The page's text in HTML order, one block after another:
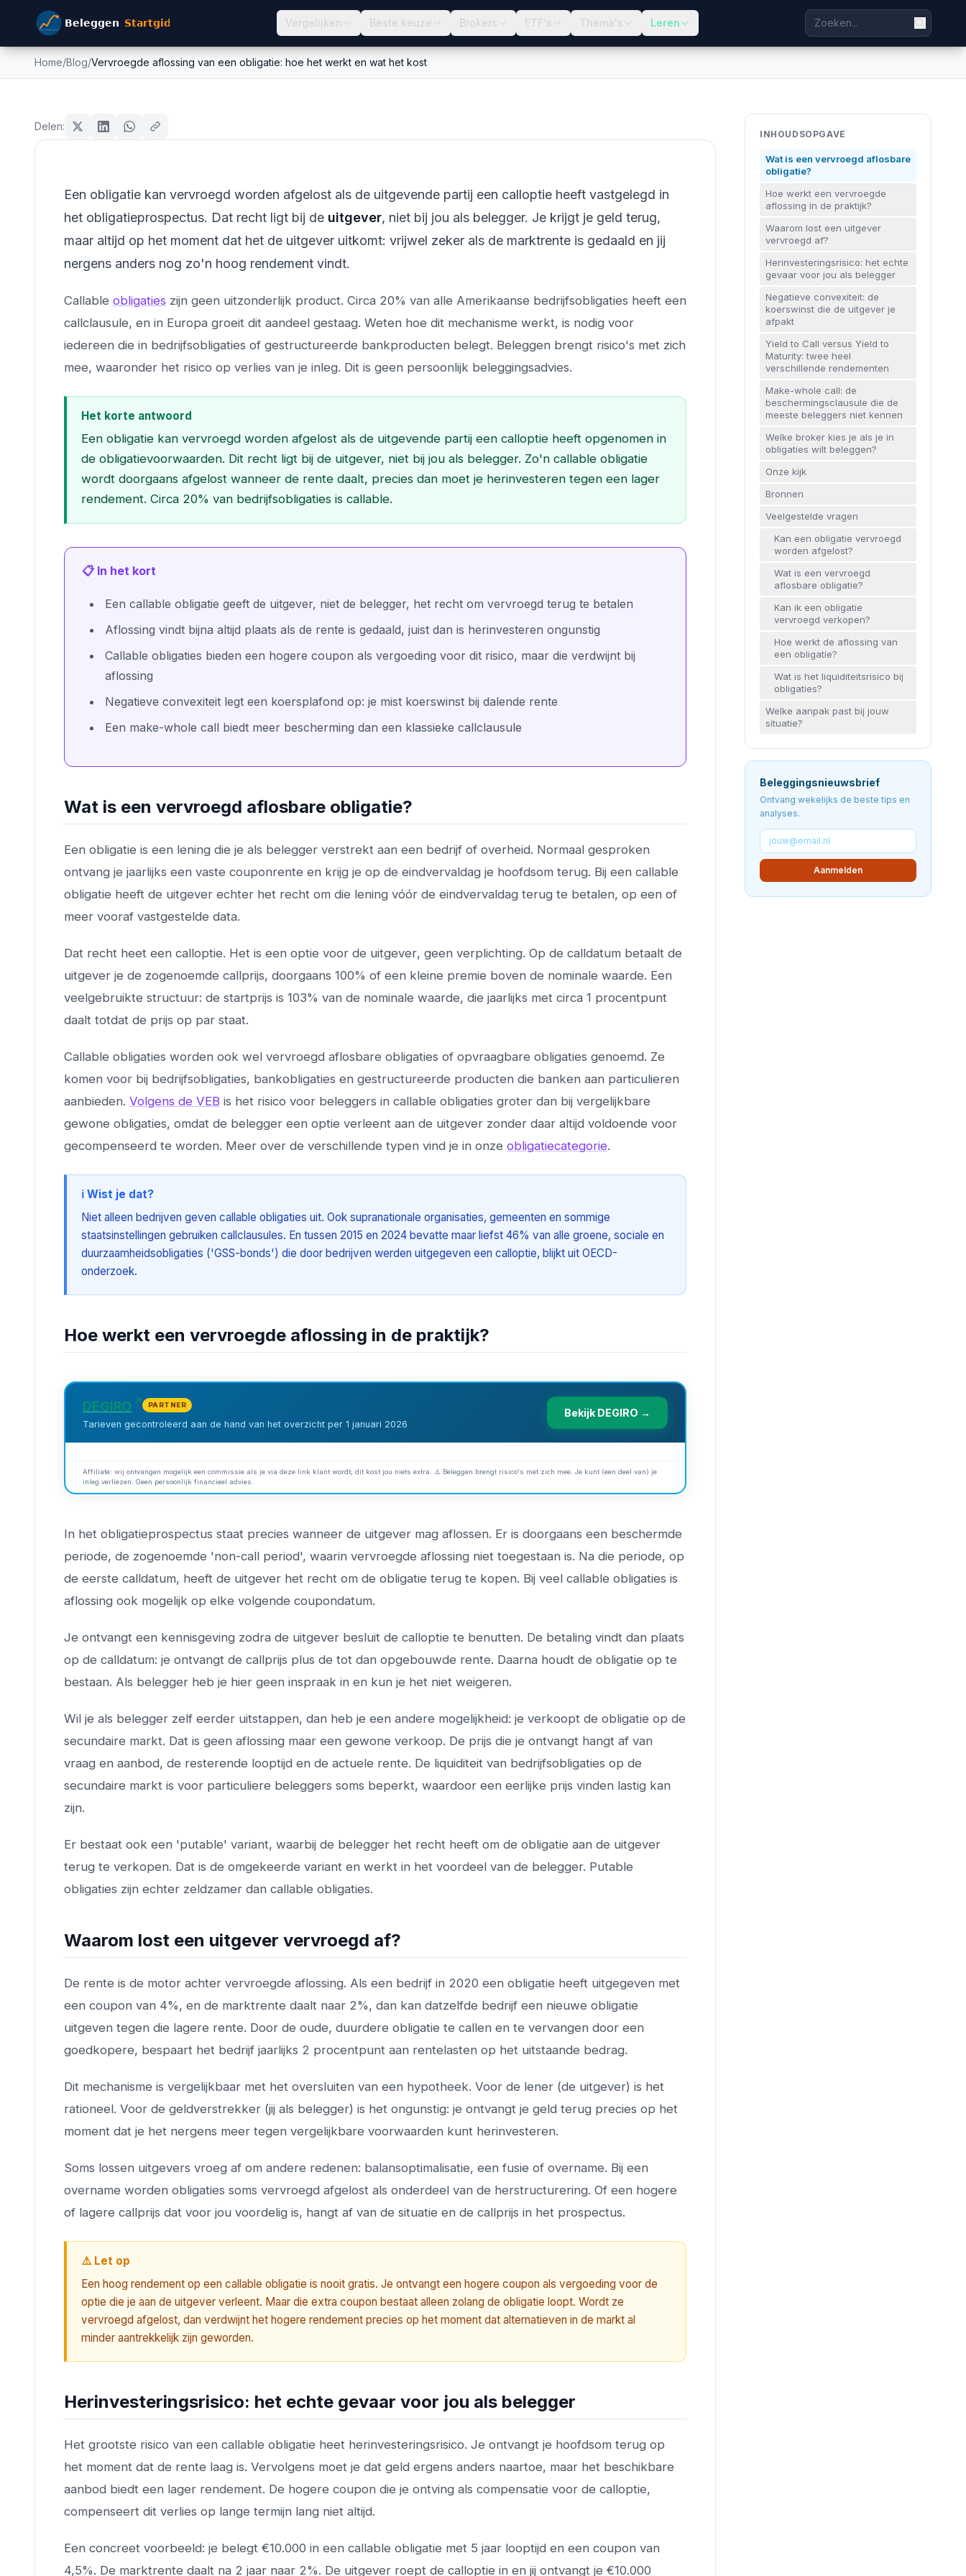
Vergelijken Beste keuze Brokers ETF's Thema's Leren
Home/Blog/Vervroegde aflossing van een obligatie: hoe het werkt en wat het kost
het werkt en wat het kost
Delen:
Een obligatie kan vervroegd worden afgelost als de uitgevende partij een calloptie heeft vastgelegd in
het obligatieprospectus. Dat recht ligt bij de uitgever, niet bij jou als belegger. Je krijgt je geld terug,
maar altijd op het moment dat het de uitgever uitkomt: vrijwel zeker als de marktrente is gedaald en jij
nergens anders nog zo'n hoog rendement vindt.
Callable obligaties zijn geen uitzonderlijk product. Circa 20% van alle Amerikaanse bedrijfsobligaties heeft een
callclausule, en in Europa groeit dit aandeel gestaag. Weten hoe dit mechanisme werkt, is nodig voor
iedereen die in bedrijfsobligaties of gestructureerde bankproducten belegt. Beleggen brengt risico's met zich
mee, waaronder het risico op verlies van je inleg. Dit is geen persoonlijk beleggingsadvies.
Het korte antwoord
Een obligatie kan vervroegd worden afgelost als de uitgevende partij een calloptie heeft opgenomen in
de obligatievoorwaarden. Dit recht ligt bij de uitgever, niet bij jou als belegger. Zo'n callable obligatie
wordt doorgaans afgelost wanneer de rente daalt, precies dan moet je herinvesteren tegen een lager
rendement. Circa 20% van bedrijfsobligaties is callable.
📋 In het kort
Een callable obligatie geeft de uitgever, niet de belegger, het recht om vervroegd terug te betalen
Aflossing vindt bijna altijd plaats als de rente is gedaald, juist dan is herinvesteren ongunstig
Callable obligaties bieden een hogere coupon als vergoeding voor dit risico, maar die verdwijnt bij
aflossing
Negatieve convexiteit legt een koersplafond op: je mist koerswinst bij dalende rente
Een make-whole call biedt meer bescherming dan een klassieke callclausule
Wat is een vervroegd aflosbare obligatie?
Een obligatie is een lening die je als belegger verstrekt aan een bedrijf of overheid. Normaal gesproken
ontvang je jaarlijks een vaste couponrente en krijg je op de eindvervaldag je hoofdsom terug. Bij een callable
obligatie heeft de uitgever echter het recht om die lening vóór de eindvervaldag terug te betalen, op een of
meer vooraf vastgestelde data.
Dat recht heet een calloptie. Het is een optie voor de uitgever, geen verplichting. Op de calldatum betaalt de
uitgever je de zogenoemde callprijs, doorgaans 100% of een kleine premie boven de nominale waarde. Een
veelgebruikte structuur: de startprijs is 103% van de nominale waarde, die jaarlijks met circa 1 procentpunt
daalt totdat de prijs op par staat.
Callable obligaties worden ook wel vervroegd aflosbare obligaties of opvraagbare obligaties genoemd. Ze
komen voor bij bedrijfsobligaties, bankobligaties en gestructureerde producten die banken aan particulieren
aanbieden. Volgens de VEB is het risico voor beleggers in callable obligaties groter dan bij vergelijkbare
gewone obligaties, omdat de belegger een optie verleent aan de uitgever zonder daar altijd voldoende voor
gecompenseerd te worden. Meer over de verschillende typen vind je in onze obligatiecategorie.
ℹ️ Wist je dat?
Niet alleen bedrijven geven callable obligaties uit. Ook supranationale organisaties, gemeenten en sommige
staatsinstellingen gebruiken callclausules. En tussen 2015 en 2024 bevatte maar liefst 46% van alle groene, sociale en
duurzaamheidsobligaties ('GSS-bonds') die door bedrijven werden uitgegeven een calloptie, blijkt uit OECD-
onderzoek.
Hoe werkt een vervroegde aflossing in de praktijk?
DEGIRO PARTNER
Tarieven gecontroleerd aan de hand van het overzicht per 1 januari 2026
Bekijk DEGIRO →
Affiliate: wij ontvangen mogelijk een commissie als je via deze link klant wordt; dit kost jou niets extra. ⚠️ Beleggen brengt risico's met zich mee. Je kunt (een deel van) je
inleg verliezen. Geen persoonlijk financieel advies.
In het obligatieprospectus staat precies wanneer de uitgever mag aflossen. Er is doorgaans een beschermde
periode, de zogenoemde 'non-call period', waarin vervroegde aflossing niet toegestaan is. Na die periode, op
de eerste calldatum, heeft de uitgever het recht om de obligatie terug te kopen. Bij veel callable obligaties is
aflossing ook mogelijk op elke volgende coupondatum.
Je ontvangt een kennisgeving zodra de uitgever besluit de calloptie te benutten. De betaling vindt dan plaats
op de calldatum: je ontvangt de callprijs plus de tot dan opgebouwde rente. Daarna houdt de obligatie op te
bestaan. Als belegger heb je hier geen inspraak in en kun je het niet weigeren.
Wil je als belegger zelf eerder uitstappen, dan heb je een andere mogelijkheid: je verkoopt de obligatie op de
secundaire markt. Dat is geen aflossing maar een gewone verkoop. De prijs die je ontvangt hangt af van
vraag en aanbod, de resterende looptijd en de actuele rente. De liquiditeit van bedrijfsobligaties op de
secundaire markt is voor particuliere beleggers soms beperkt, waardoor een eerlijke prijs vinden lastig kan
zijn.
Er bestaat ook een 'putable' variant, waarbij de belegger het recht heeft om de obligatie aan de uitgever
terug te verkopen. Dat is de omgekeerde variant en werkt in het voordeel van de belegger. Putable
obligaties zijn echter zeldzamer dan callable obligaties.
Waarom lost een uitgever vervroegd af?
De rente is de motor achter vervroegde aflossing. Als een bedrijf in 2020 een obligatie heeft uitgegeven met
een coupon van 4%, en de marktrente daalt naar 2%, dan kan datzelfde bedrijf een nieuwe obligatie
uitgeven tegen die lagere rente. Door de oude, duurdere obligatie te callen en te vervangen door een
goedkopere, bespaart het bedrijf jaarlijks 2 procentpunt aan rentelasten op het uitstaande bedrag.
Dit mechanisme is vergelijkbaar met het oversluiten van een hypotheek. Voor de lener (de uitgever) is het
rationeel. Voor de geldverstrekker (jij als belegger) is het ongunstig: je ontvangt je geld terug precies op het
moment dat je het nergens meer tegen vergelijkbare voorwaarden kunt herinvesteren.
Soms lossen uitgevers vroeg af om andere redenen: balansoptimalisatie, een fusie of overname. Bij een
overname worden obligaties soms vervroegd afgelost als onderdeel van de herstructurering. Of een hogere
of lagere callprijs dat voor jou voordelig is, hangt af van de situatie en de callprijs in het prospectus.
⚠️ Let op
Een hoog rendement op een callable obligatie is nooit gratis. Je ontvangt een hogere coupon als vergoeding voor de
optie die je aan de uitgever verleent. Maar die extra coupon bestaat alleen zolang de obligatie loopt. Wordt ze
vervroegd afgelost, dan verdwijnt het hogere rendement precies op het moment dat alternatieven in de markt al
minder aantrekkelijk zijn geworden.
Herinvesteringsrisico: het echte gevaar voor jou als belegger
Het grootste risico van een callable obligatie heet herinvesteringsrisico. Je ontvangt je hoofdsom terug op
het moment dat de rente laag is. Vervolgens moet je dat geld ergens anders naartoe, maar het beschikbare
aanbod biedt een lager rendement. De hogere coupon die je ontving als compensatie voor de calloptie,
compenseert dit verlies op lange termijn lang niet altijd.
Een concreet voorbeeld: je belegt €10.000 in een callable obligatie met 5 jaar looptijd en een coupon van
4,5%. De marktrente daalt na 2 jaar naar 2%. De uitgever roept de calloptie in en jij ontvangt je €10.000
INHOUDSOPGAVE
Wat is een vervroegd aflosbare
obligatie?
Hoe werkt een vervroegde
aflossing in de praktijk?
Waarom lost een uitgever
vervroegd af?
Herinvesteringsrisico: het echte
gevaar voor jou als belegger
Negatieve convexiteit: de
koerswinst die de uitgever je
afpakt
Yield to Call versus Yield to
Maturity: twee heel
verschillende rendementen
Make-whole call: de
beschermingsclausule die de
meeste beleggers niet kennen
Welke broker kies je als je in
obligaties wilt beleggen?
Onze kijk
Bronnen
Veelgestelde vragen
Kan een obligatie vervroegd
worden afgelost?
Wat is een vervroegd
aflosbare obligatie?
Kan ik een obligatie
vervroegd verkopen?
Hoe werkt de aflossing van
een obligatie?
Wat is het liquiditeitsrisico bij
obligaties?
Welke aanpak past bij jouw
situatie?
Beleggingsnieuwsbrief
Ontvang wekelijks de beste tips en
analyses.
Aanmelden